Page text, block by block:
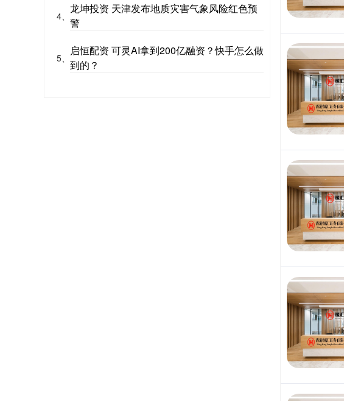
4、
龙坤投资 天津发布地质灾害气象风险红色预
警
5、
启恒配资 可灵AI拿到200亿融资？快手怎么做
到的？